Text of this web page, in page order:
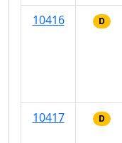
10416
D
10417
D